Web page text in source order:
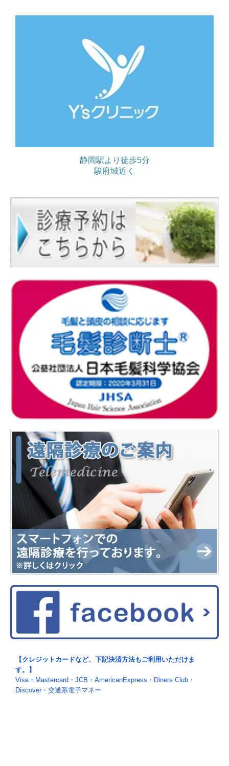
静岡駅より徒歩5分
駿府城近く
【クレジットカードなど、下記決済方法もご利用いただけま
す。】
Visa・Mastercard・JCB・AmericanExpress・Diners Club・
Discover・交通系電子マネー